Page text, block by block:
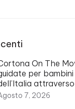
On The
per
7, 2026